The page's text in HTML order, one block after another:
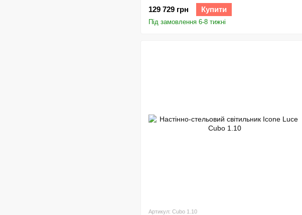
129 729 грн Купити
Під замовлення 6-8 тижні
Артикул: Cubo 1.10